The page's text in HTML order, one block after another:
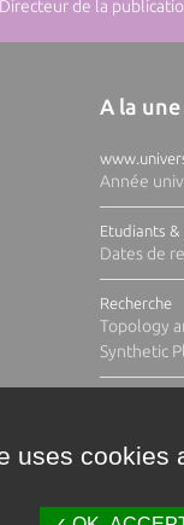
de la
A la
Année
Etudiants
Dates de
Recherche
Topology
Synthetic
uses cookies